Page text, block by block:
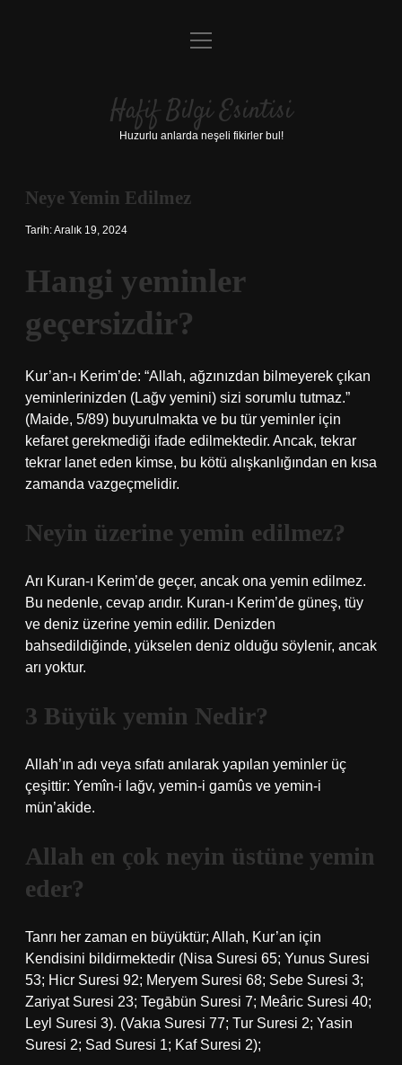
Anasayfa
Yasal Uyarı
menüyü
Hafif Bilgi Esintisi
Huzurlu anlarda neşeli fikirler bul!
Neye Yemin Edilmez
Tarih: Aralık 19, 2024
Hangi yeminler
geçersizdir?
Kur’an-ı Kerim’de: “Allah, ağzınızdan bilmeyerek çıkan
yeminlerinizden (Lağv yemini) sizi sorumlu tutmaz.”
(Maide, 5/89) buyurulmakta ve bu tür yeminler için
kefaret gerekmediği ifade edilmektedir. Ancak, tekrar
tekrar lanet eden kimse, bu kötü alışkanlığından en kısa
zamanda vazgeçmelidir.
Neyin üzerine yemin edilmez?
Arı Kuran-ı Kerim’de geçer, ancak ona yemin edilmez.
Bu nedenle, cevap arıdır. Kuran-ı Kerim’de güneş, tüy
ve deniz üzerine yemin edilir. Denizden
bahsedildiğinde, yükselen deniz olduğu söylenir, ancak
arı yoktur.
3 Büyük yemin Nedir?
Allah’ın adı veya sıfatı anılarak yapılan yeminler üç
çeşittir: Yemîn-i lağv, yemin-i gamûs ve yemin-i
mün’akide.
Allah en çok neyin üstüne yemin
eder?
Tanrı her zaman en büyüktür; Allah, Kur’an için
Kendisini bildirmektedir (Nisa Suresi 65; Yunus Suresi
53; Hicr Suresi 92; Meryem Suresi 68; Sebe Suresi 3;
Zariyat Suresi 23; Tegābün Suresi 7; Meâric Suresi 40;
Leyl Suresi 3). (Vakıa Suresi 77; Tur Suresi 2; Yasin
Suresi 2; Sad Suresi 1; Kaf Suresi 2);